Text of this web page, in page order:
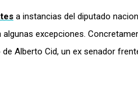
a instancias del diputado
excepciones.
Alberto Cid, un ex senador